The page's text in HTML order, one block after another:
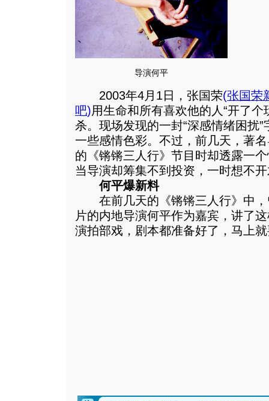
导演何平
2003年4月1日，张国荣(张国荣
吧)用生命和所有喜欢他的人“开了
杀。现场发现的一封“深感情绪困扰
一些感情色彩。不过，前几天，著
的《锵锵三人行》节目时却透露一
当导演却筹集不到投资，一时想不
何平爆新料
在前几天的《锵锵三人行》中，
片的内地导演何平作为嘉宾，讲了
演拍部戏，剧本都准备好了，马上